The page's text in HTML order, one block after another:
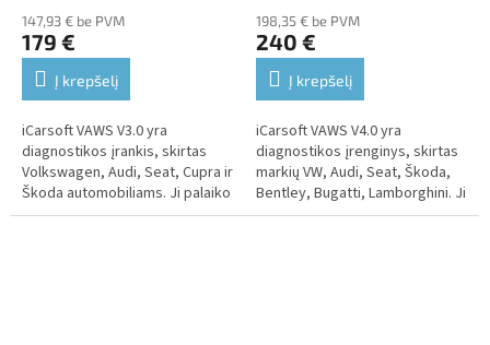
147,93 € be PVM
179 €
Į krepšelį
iCarsoft VAWS V3.0 yra
diagnostikos įrankis, skirtas
Volkswagen, Audi, Seat, Cupra ir
Škoda automobiliams. Ji palaiko
visų blokų diagnostiką, kurioje
198,35 € be PVM
240 €
Į krepšelį
iCarsoft VAWS V4.0 yra
diagnostikos įrenginys, skirtas
markių VW, Audi, Seat, Škoda,
Bentley, Bugatti, Lamborghini. Ji
palaiko visų blokų diagnostiką,